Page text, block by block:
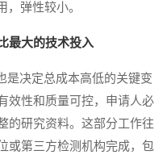
，弹性较小。
最大的技术投入
决定总成本高低的关键变
效性和质量可控，申请人必
的研究资料。这部分工作往
或第三方检测机构完成，包